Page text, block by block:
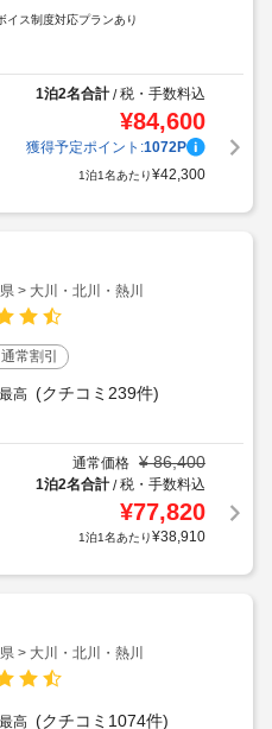
イス制度対応プランあり
1泊2名合計/税・手数料込
¥84,600
獲得予定ポイント:1072P
1泊1名あたり¥42,300
> 大川・北川・熱川
通常割引
最高 (クチコミ239件)
通常価格 ¥ 86,400
1泊2名合計/税・手数料込
¥77,820
1泊1名あたり¥38,910
> 大川・北川・熱川
最高 (クチコミ1074件)